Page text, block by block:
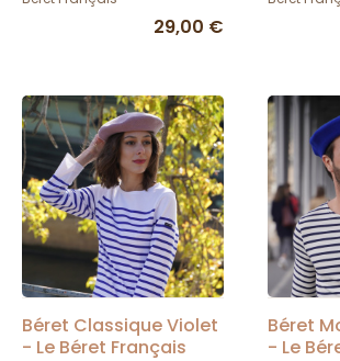
29,00 €
Béret Classique Violet
- Le Béret Français
Béret
- Le